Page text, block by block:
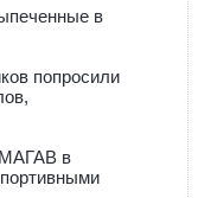
в
попросили
МАГАВ в